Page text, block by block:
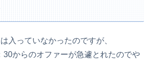
入っていなかったのですが、
30からのオファーが急遽とれたのでや